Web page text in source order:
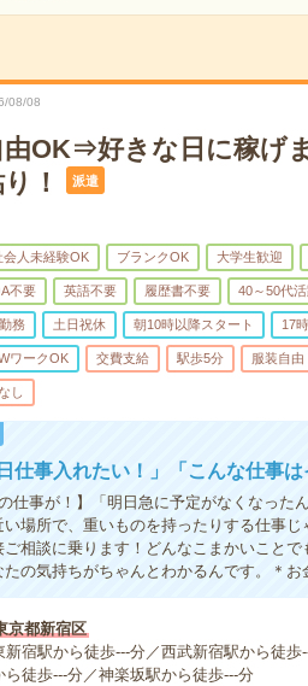
08/08
由OK⇒好きな日に稼げ
！
派遣
会人未経験OK ブランクOK 大学生歓迎
不要 英語不要 履歴書不要 40～50代
務 土日祝休 朝10時以降スタート 17
ワークOK 交費支給 駅歩5分 服装自由
し
仕事入れたい！」「こんな仕事
仕事が！】「明日急に予定がなくなっ
い場所で、重いものを持ったりする仕事
相談に乗ります！どんなこまかいこと
たの気持ちがちゃんとわかるんです。＊
京都新宿区
新宿駅から徒歩---分／西武新宿駅から徒
ら徒歩---分／神楽坂駅から徒歩---分